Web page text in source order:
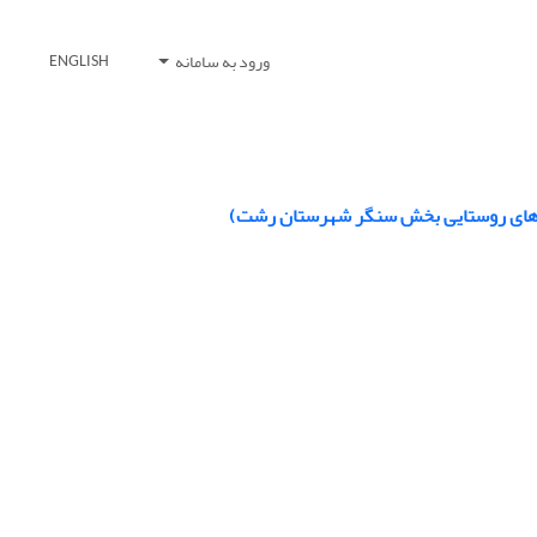
ورود به سامانه ENGLISH
های روستایی بخش سنگر شهرستان رشت)